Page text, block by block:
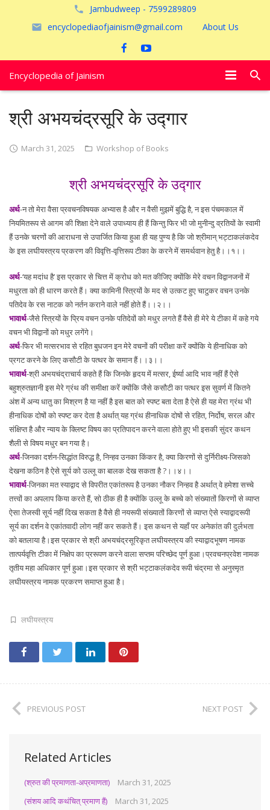
Jambudweep - 7599289809
encyclopediaofjainism@gmail.com
About Us
Encyclopedia of Jainism
पूजायें
श्री अभयचंद्रसूरि के उद्गार
March 31, 2025 Workshop of Books
श्री अभयचंद्रसूरि के उद्गार
अर्थ-न तो मेरा वैसा प्रवचनविषयक अभ्यास है और न वैसी मुझमें बुद्धि है, न इस पंचमकाल में
नियमितरूप से आगम की शिक्षा देने वाले उपाध्याय ही हैं किन्तु फिर भी जो मुनीन्दु व्रतियों के स्वामी
हैं उनके चरणों की आराधना से उपार्जित किया हुआ ही यह पुण्य है कि जो श्रीमान् भट्टाकलंकदेव
के इस लघीयस्त्रय प्रकरण की विवृत्ति-वृत्तिरूप टीका के करने में समर्थवान हेतु है।।१।।
अर्थ-‘यह मदांध है’ इस प्रकार से चित्त में क्रोध को मत कीजिए क्योंकि मेरे वचन विद्वानजनों में
मधुरता को ही धारण करते हैं। क्या कामिनी स्त्रियों के मद से उत्कट हुए चाटुकर वचन उनके
पतिदेव के रस नाटक को नर्तन कराने वाले नहीं होते हैं।।२।।
भावार्थ-जैसे स्त्रियों के प्रिय वचन उनके पतिदेवों को मधुर लगते हैं वैसे ही मेरे ये टीका में कहे गये
वचन भी विद्वानों को मधुर लगेंगे।
अर्थ-फिर भी मत्सरभाव से रहित बुधजन इन मेरे वचनों की परीक्षा करें क्योंकि ये हीनाधिक को
प्रगट करने के लिए कसौटी के पत्थर के समान हैं।।३।।
भावार्थ-श्री अभयचंद्राचार्य कहते हैं कि जिनके हृदय में मत्सर, ईर्ष्या आदि भाव नहीं हैं ऐसे
बहुश्रुतज्ञानी इस मेरे ग्रंथ की समीक्षा करें क्योंकि जैसे कसौटी का पत्थर इस सुवर्ण में कितने
अंश में अन्य धातु का मिश्रण है या नहीं है इस बात को स्पष्ट बता देता है ऐसे ही यह मेरा ग्रंथ भी
हीनाधिक दोषों को स्पष्ट कर देता है अर्थात् यह ग्रंथ हीनाधिक दोषों से रहित, निर्दोष, सरल और
संक्षिप्त है और न्याय के क्लिष्ट विषय का प्रतिपादन करने वाला होते हुए भी इसकी सुंदर कथन
शैली से विषय मधुर बन गया है।
अर्थ-जिनका दर्शन-सिद्धांत विरुद्ध है, निन्हव उनका किंकर है, क्या किरणों से दुर्निरीक्ष्य-जिसको
देखना कठिन है ऐसे सूर्य को उल्लू का बालक देख सकता है ?।।४।।
भावार्थ-जिनका मत स्याद्वाद से विपरीत एकांतरूप है उनका नौकर निन्हव है अर्थात् वे हमेशा सच्चे
तत्त्वों का अपलाप किया करते हैं, सो ठीक ही है क्योंकि उल्लू के बच्चे को संख्यातों किरणों से व्याप्त
ऐसा तेजस्वी सूर्य नहीं दिख सकता है वैसे ही नयरूपी संख्यातों किरणों से व्याप्त ऐसे स्याद्वादरूपी
सूर्य का दर्शन वे एकांतवादी लोग नहीं कर सकते हैं। इस कथन से यहाँ पर अनेकांत की दुर्लभता
को बतलाया है।इस प्रकार से श्री अभयचंद्रसूरिकृत लघीयस्त्रय की स्याद्वादभूषण नामक
तात्पर्यवृत्ति टीका में निक्षेप का प्ररूपण करने वाला सप्तम परिच्छेद पूर्ण हुआ।प्रवचनप्रवेश नामक
तृतीय महा अधिकार पूर्ण हुआ।इस प्रकार से श्री भट्टाकलंकदेव रूपी चंद्रमा से अनुस्मृत
लघीयस्त्रय नामक प्रकरण समाप्त हुआ है।
लघीयस्त्रय
PREVIOUS POST NEXT POST
Related Articles
(श्रुत की प्रमाणता-अप्रमाणता)
March 31, 2025
(संशय आदि कथंचित् प्रमाण हैं)
March 31, 2025